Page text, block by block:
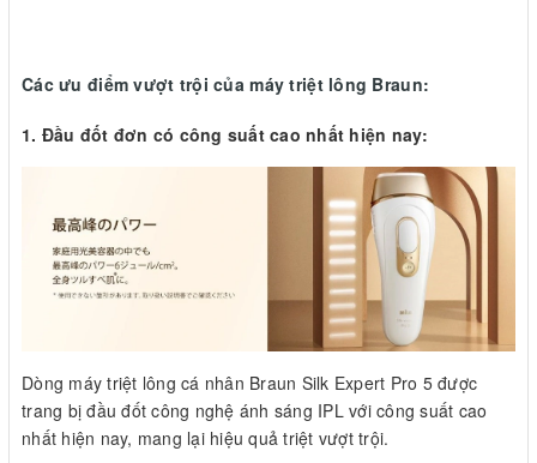
Các ưu điểm vượt trội của máy triệt lông Braun:
1. Đầu đốt đơn có công suất cao nhất hiện nay:
Dòng máy triệt lông cá nhân Braun Silk Expert Pro 5 được
trang bị đầu đốt công nghệ ánh sáng IPL với công suất cao
nhất hiện nay, mang lại hiệu quả triệt vượt trội.